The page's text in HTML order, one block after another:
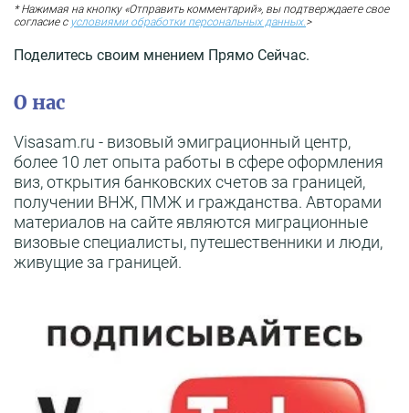
* Нажимая на кнопку «Отправить комментарий», вы подтверждаете свое
согласие с условиями обработки персональных данных. >
Поделитесь своим мнением Прямо Сейчас.
О нас
Visasam.ru - визовый эмиграционный центр,
более 10 лет опыта работы в сфере оформления
виз, открытия банковских счетов за границей,
получении ВНЖ, ПМЖ и гражданства. Авторами
материалов на сайте являются миграционные
визовые специалисты, путешественники и люди,
живущие за границей.